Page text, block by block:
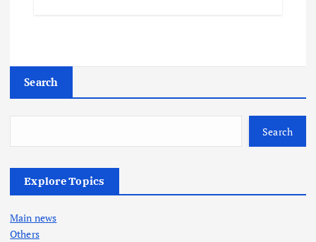
Search
Search
Explore Topics
Main news
Others